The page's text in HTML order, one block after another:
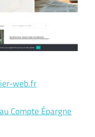
web.fr
Compte Épargne